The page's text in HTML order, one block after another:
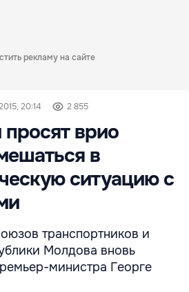
рекламу на сайте
20:14 2 855
врио
в
ситуацию с
транспортников и
Молдова вновь
министра Георге